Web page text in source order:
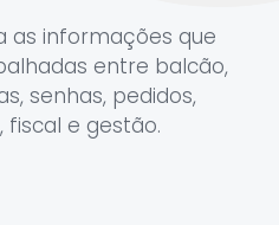
as informações que
entre balcão,
senhas, pedidos,
e gestão.